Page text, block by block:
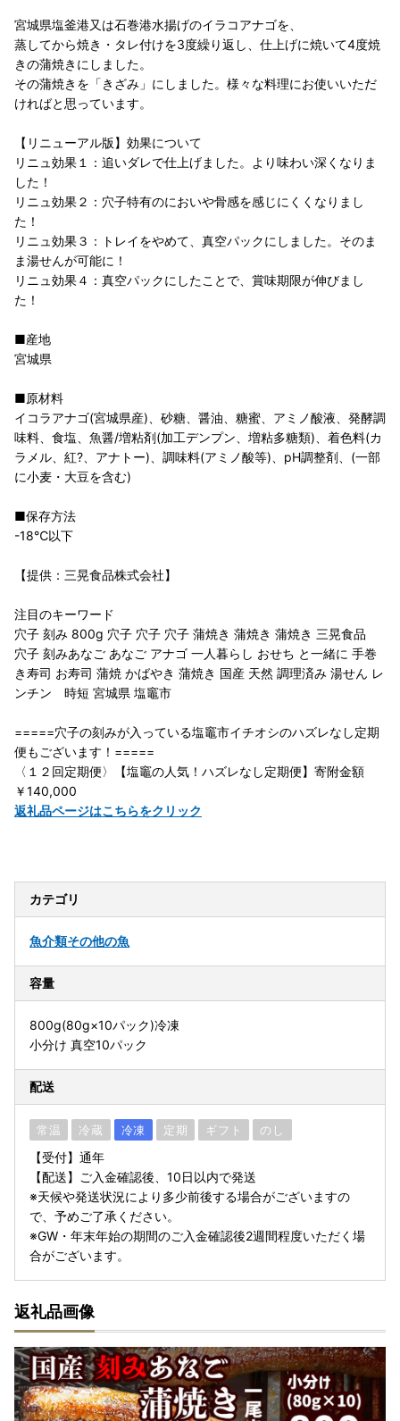
宮城県塩釜港又は石巻港水揚げのイラコアナゴを、
蒸してから焼き・タレ付けを3度繰り返し、仕上げに焼いて4度焼
きの蒲焼きにしました。
その蒲焼きを「きざみ」にしました。様々な料理にお使いいただ
ければと思っています。
【リニューアル版】効果について
リニュ効果１：追いダレで仕上げました。より味わい深くなりま
した！
リニュ効果２：穴子特有のにおいや骨感を感じにくくなりまし
た！
リニュ効果３：トレイをやめて、真空パックにしました。そのま
ま湯せんが可能に！
リニュ効果４：真空パックにしたことで、賞味期限が伸びまし
た！
■産地
宮城県
■原材料
イコラアナゴ(宮城県産)、砂糖、醤油、糖蜜、アミノ酸液、発酵調
味料、食塩、魚醤/増粘剤(加工デンプン、増粘多糖類)、着色料(カ
ラメル、紅?、アナトー)、調味料(アミノ酸等)、pH調整剤、(一部
に小麦・大豆を含む)
■保存方法
-18℃以下
【提供：三晃食品株式会社】
注目のキーワード
穴子 刻み 800g 穴子 穴子 穴子 蒲焼き 蒲焼き 蒲焼き 三晃食品
穴子 刻みあなご あなご アナゴ 一人暮らし おせち と一緒に 手巻
き寿司 お寿司 蒲焼 かばやき 蒲焼き 国産 天然 調理済み 湯せん レ
ンチン 時短 宮城県 塩竈市
=====穴子の刻みが入っている塩竈市イチオシのハズレなし定期
便もございます！=====
〈１２回定期便〉【塩竈の人気！ハズレなし定期便】寄附金額
￥140,000
返礼品ページはこちらをクリック
カテゴリ
魚介類その他の魚
容量
800g(80g×10パック)冷凍
小分け 真空10パック
配送
常温 冷蔵 冷凍 定期 ギフト のし
【受付】通年
【配送】ご入金確認後、10日以内で発送
※天候や発送状況により多少前後する場合がございますの
で、予めご了承ください。
※GW・年末年始の期間のご入金確認後2週間程度いただく場
合がございます。
返礼品画像